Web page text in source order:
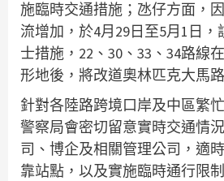
施臨時交通措施；氹仔方面，
流增加，於4月29日至5月1日
士措施，22、30、33、34路線
形地後，將改道奧林匹克大馬
針對各陸路跨境口岸及中區繁
警察局會密切留意實時交通情
司、博企及相關管理公司，適
靠站點，以及實施臨時通行限